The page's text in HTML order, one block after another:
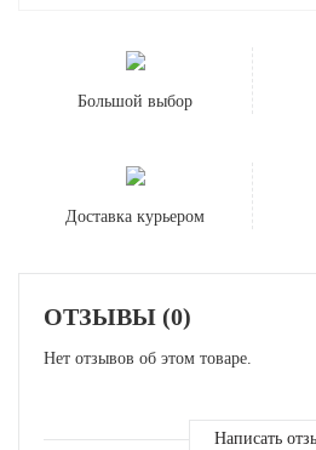
Большой выбор
Доставка курьером
ОТЗЫВЫ (0)
Нет отзывов об этом товаре.
Написать